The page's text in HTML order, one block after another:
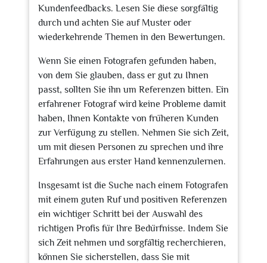
Kundenfeedbacks. Lesen Sie diese sorgfältig
durch und achten Sie auf Muster oder
wiederkehrende Themen in den Bewertungen.
Wenn Sie einen Fotografen gefunden haben,
von dem Sie glauben, dass er gut zu Ihnen
passt, sollten Sie ihn um Referenzen bitten. Ein
erfahrener Fotograf wird keine Probleme damit
haben, Ihnen Kontakte von früheren Kunden
zur Verfügung zu stellen. Nehmen Sie sich Zeit,
um mit diesen Personen zu sprechen und ihre
Erfahrungen aus erster Hand kennenzulernen.
Insgesamt ist die Suche nach einem Fotografen
mit einem guten Ruf und positiven Referenzen
ein wichtiger Schritt bei der Auswahl des
richtigen Profis für Ihre Bedürfnisse. Indem Sie
sich Zeit nehmen und sorgfältig recherchieren,
können Sie sicherstellen, dass Sie mit